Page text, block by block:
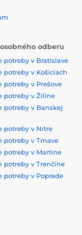
odberu
potreby v Bratislave
potreby v Košiciach
potreby v Prešove
potreby v Žiline
potreby v Banskej
potreby v Nitre
potreby v Trnave
potreby v Martine
potreby v Trenčíne
potreby v Poprade